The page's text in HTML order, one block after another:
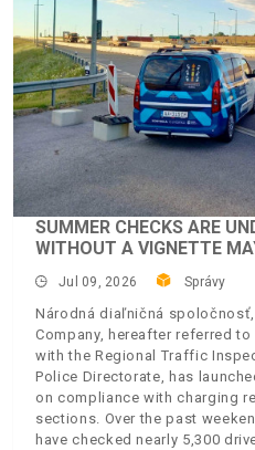
SUMMER CHECKS ARE
WITHOUT A VIGNETTE
Jul 09, 2026 Správy
Národná diaľničná
Company, hereafter referred
with the Regional Traffic
Police Directorate, has
on compliance with charging
sections. Over the past
have checked nearly 5,300